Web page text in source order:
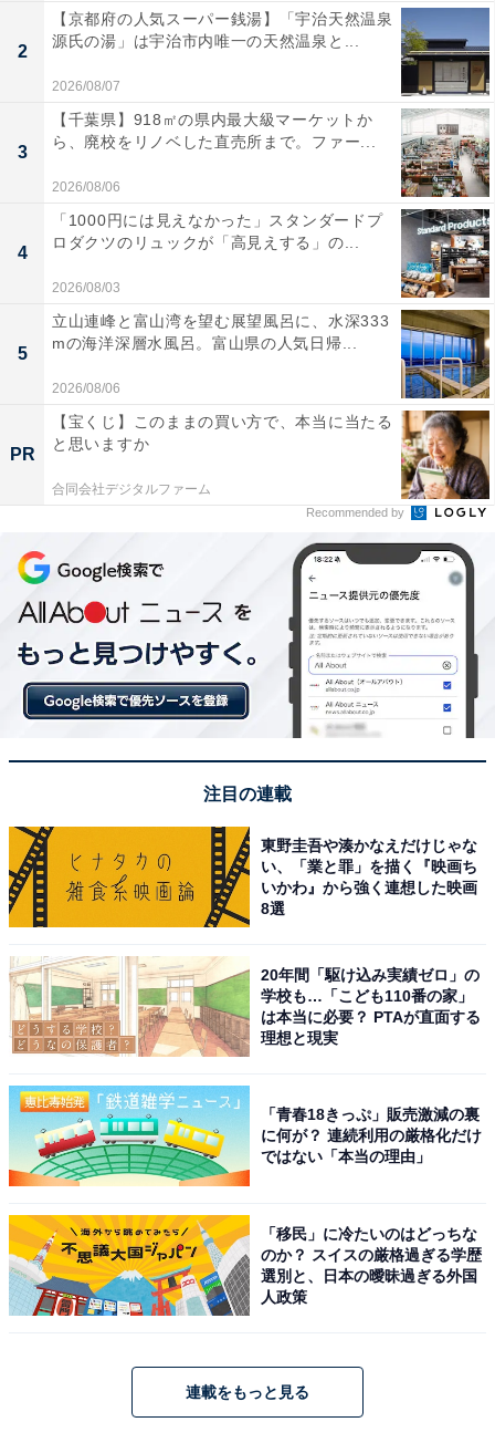
2
【京都府の人気スーパー銭湯】「宇治天然温泉
源氏の湯」は宇治市内唯一の天然温泉と...
2026/08/07
3
【千葉県】918㎡の県内最大級マーケットか
ら、廃校をリノベした直売所まで。ファー...
2026/08/06
4
「1000円には見えなかった」スタンダードプ
ロダクツのリュックが「高見えする」の...
2026/08/03
5
立山連峰と富山湾を望む展望風呂に、水深333
mの海洋深層水風呂。富山県の人気日帰...
2026/08/06
PR
【宝くじ】このままの買い方で、本当に当たる
と思いますか
合同会社デジタルファーム
Recommended by
注目の連載
東野圭吾や湊かなえだけじゃな
い、「業と罪」を描く『映画ち
いかわ』から強く連想した映画
8選
20年間「駆け込み実績ゼロ」の
学校も…「こども110番の家」
は本当に必要？ PTAが直面する
理想と現実
「青春18きっぷ」販売激減の裏
に何が？ 連続利用の厳格化だけ
ではない「本当の理由」
「移民」に冷たいのはどっちな
のか？ スイスの厳格過ぎる学歴
選別と、日本の曖昧過ぎる外国
人政策
連載をもっと見る